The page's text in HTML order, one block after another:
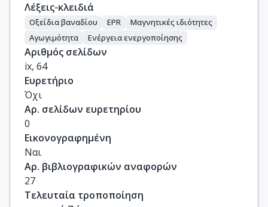
Λέξεις-κλειδιά
Οξείδια βαναδίου EPR
Μαγνητικές ιδιότητες
Αγωγιμότητα
Ενέργεια ενεργοποίησης
Αριθμός σελίδων
ix, 64
Ευρετήριο
Όχι
Αρ. σελίδων ευρετηρίου
0
Εικονογραφημένη
Ναι
Αρ. βιβλιογραφικών αναφορών
27
Τελευταία τροποποίηση